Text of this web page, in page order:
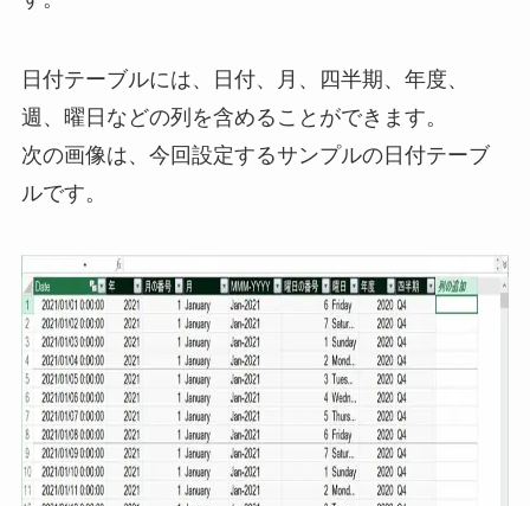
日付テーブルには、日付、月、四半期、年度、
週、曜日などの列を含めることができます。
次の画像は、今回設定するサンプルの日付テーブ
ルです。